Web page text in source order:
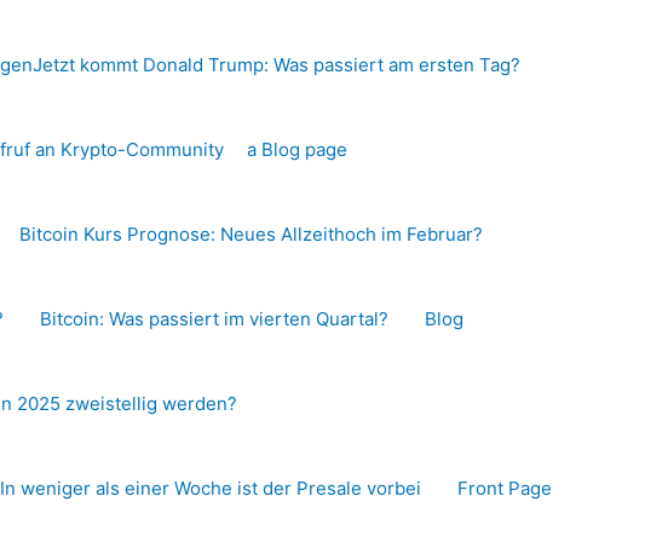
Jetzt kommt Donald Trump: Was passiert am ersten Tag?
an Krypto-Community a Blog page
Bitcoin Kurs Prognose: Neues Allzeithoch im Februar?
Bitcoin: Was passiert im vierten Quartal? Blog
2025 zweistellig werden?
weniger als einer Woche ist der Presale vorbei Front Page